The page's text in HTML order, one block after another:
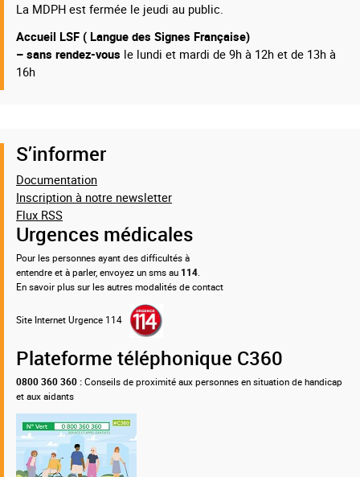
La MDPH est fermée le jeudi au public.
Accueil LSF ( Langue des Signes Française)
– sans rendez-vous le lundi et mardi de 9h à 12h et de 13h à
16h
S’informer
Documentation
Inscription à notre newsletter
Flux RSS
Urgences médicales
Pour les personnes ayant des difficultés à
entendre et à parler, envoyez un sms au 114.
En savoir plus sur les autres modalités de contact
Site Internet Urgence 114
Plateforme téléphonique C360
0800 360 360 : Conseils de proximité aux personnes en situation de handicap
et aux aidants